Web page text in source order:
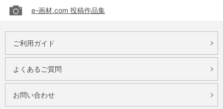
e-画材.com 投稿作品集
ご利用ガイド
よくあるご質問
お問い合わせ